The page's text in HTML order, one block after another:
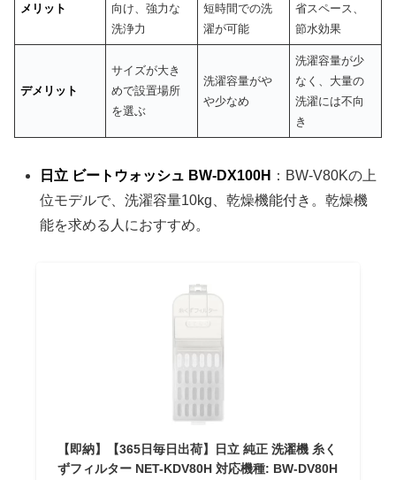
メリット
向け、強力な
洗浄力
短時間での洗
濯が可能
省スペース、
節水効果
デメリット
サイズが大き
めで設置場所
を選ぶ
洗濯容量がや
や少なめ
洗濯容量が少
なく、大量の
洗濯には不向
き
日立 ビートウォッシュ BW-DX100H ：BW-V80Kの上
位モデルで、洗濯容量10kg、乾燥機能付き。乾燥機
能を求める人におすすめ。
【即納】【365日毎日出荷】日立 純正 洗濯機 糸く
ずフィルター NET-KDV80H 対応機種: BW-DV80H